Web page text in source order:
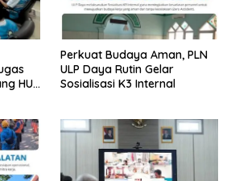
HUT
Perkuat Budaya Aman, PLN
ULP Daya Rutin Gelar
Sosialisasi K3 Internal